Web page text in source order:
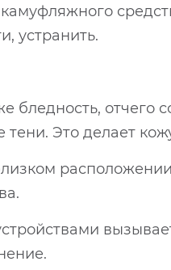
устранить.
отчего
Это делает